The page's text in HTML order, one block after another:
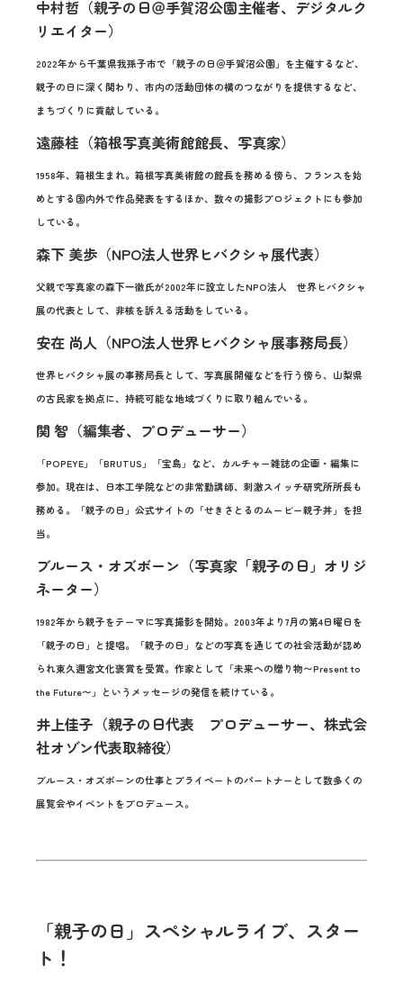
中村哲（親子の日＠手賀沼公園主催者、デジタルク
リエイター）
2022年から千葉県我孫子市で「親子の日＠手賀沼公園」を主催するなど、
親子の日に深く関わり、市内の活動団体の横のつながりを提供するなど、
まちづくりに貢献している。
遠藤桂（箱根写真美術館館長、写真家）
1958年、箱根生まれ。箱根写真美術館の館長を務める傍ら、フランスを始
めとする国内外で作品発表をするほか、数々の撮影プロジェクトにも参加
している。
森下 美歩（NPO法人世界ヒバクシャ展代表）
父親で写真家の森下一徹氏が2002年に設立したNPO法人 世界ヒバクシャ
展の代表として、非核を訴える活動をしている。
安在 尚人（NPO法人世界ヒバクシャ展事務局長）
世界ヒバクシャ展の事務局長として、写真展開催などを行う傍ら、山梨県
の古民家を拠点に、持続可能な地域づくりに取り組んでいる。
関 智（編集者、プロデューサー）
「POPEYE」「BRUTUS」「宝島」など、カルチャー雑誌の企画・編集に
参加。現在は、日本工学院などの非常勤講師、刺激スイッチ研究所所長も
務める。「親子の日」公式サイトの「せきさとるのムービー親子丼」を担
当。
ブルース・オズボーン（写真家「親子の日」オリジ
ネーター）
1982年から親子をテーマに写真撮影を開始。2003年より7月の第4日曜日を
「親子の日」と提唱。「親子の日」などの写真を通じての社会活動が認め
られ東久邇宮文化褒賞を受賞。作家として「未来への贈り物〜Present to
the Future〜」というメッセージの発信を続けている。
井上佳子（親子の日代表 プロデューサー、株式会
社オゾン代表取締役）
ブルース・オズボーンの仕事とプライベートのパートナーとして数多くの
展覧会やイベントをプロデュース。
「親子の日」スペシャルライブ、スター
ト！